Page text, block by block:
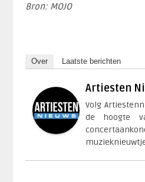
Bron: MOJO
Over Laatste berichten
Artiesten
Volg
de hoogte